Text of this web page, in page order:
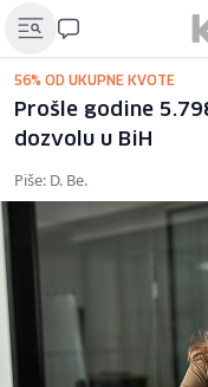
56% OD UKUPNE KVOTE
Prošle godine
dozvolu u BiH
Piše: D. Be.